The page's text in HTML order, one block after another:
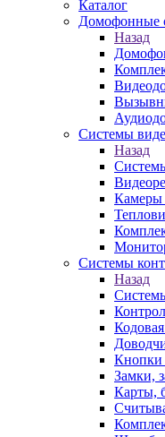
Каталог
Домофонные
Назад
Системы
Назад
Камеры
Системы
Назад
Кнопки
Замки,
Карты,